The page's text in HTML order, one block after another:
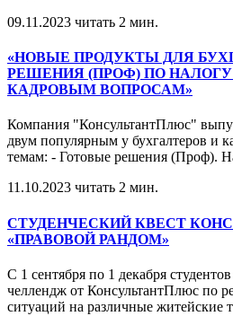
09.11.2023 читать 2 мин.
«НОВЫЕ ПРОДУКТЫ ДЛЯ
РЕШЕНИЯ (ПРОФ) ПО
КАДРОВЫМ ВОПРОСАМ»
Компания "КонсультантПлюс"
двум популярным у бухгалтеров и
темам: - Готовые решения (Проф).
11.10.2023 читать 2 мин.
СТУДЕНЧЕСКИЙ КВЕСТ
«ПРАВОВОЙ РАНДОМ»
С 1 сентября по 1 декабря
челлендж от КонсультантПлюс по
ситуаций на различные житейские